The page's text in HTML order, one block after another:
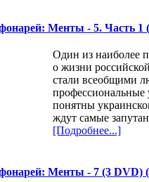
Менты - 5. Часть 1
Один из наиболее
о жизни
стали всеобщими
профессиональные
понятны
ждут самые запутан
[Подробнее...]
Менты - 7 (3 DVD)